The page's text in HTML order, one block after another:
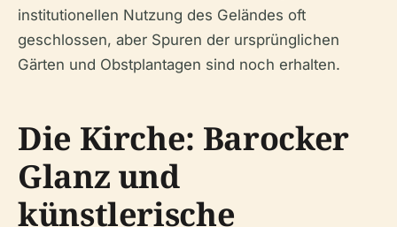
institutionellen Nutzung des Geländes oft
geschlossen, aber Spuren der ursprünglichen
Gärten und Obstplantagen sind noch erhalten.
Die Kirche: Barocker
Glanz und
künstlerische